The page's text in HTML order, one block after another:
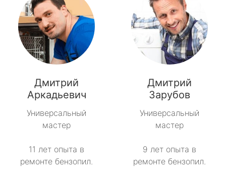
Дмитрий
Аркадьевич
Универсальный
мастер
11 лет опыта в
ремонте бензопил.
Дмитрий
Зарубов
Универсальный
мастер
9 лет опыта в
ремонте бензопил.